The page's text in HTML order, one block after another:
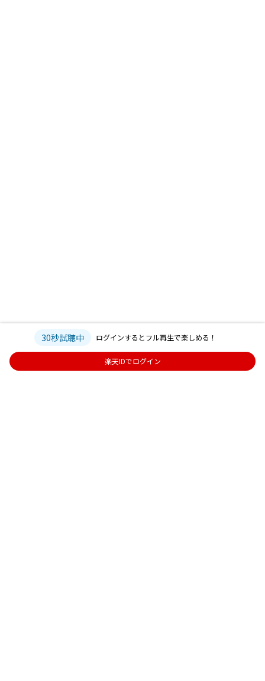
30秒試聴中 ログインするとフル再生で楽しめる！
楽天IDでログイン